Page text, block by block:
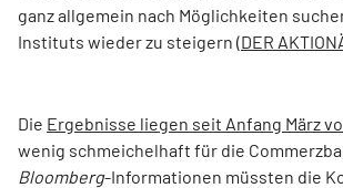
ganz allgemein nach Möglichkeiten
Instituts wieder zu steigern (DER
Die Ergebnisse liegen seit Anfang März
wenig schmeichelhaft für die
Bloomberg-Informationen müssten die